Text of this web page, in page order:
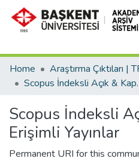
Home
Scopus
Scopus İndeksli
Erişimli Yayınlar
Permanent URI for this